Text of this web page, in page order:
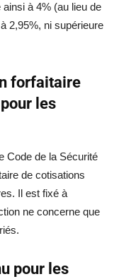
à 4% (au lieu de
2,95%, ni supérieure
forfaitaire
les
Code de la Sécurité
de cotisations
Il est fixé à
ne concerne que
pour les